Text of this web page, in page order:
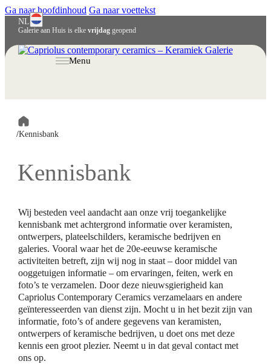
Ga naar hoofdinhoud Ga naar voettekst
Galerie aan Huis is elke vrijdaggeopend
NL
Deutsch
Menu
/Kennisbank
Kennisbank
Wij besteden veel aandacht aan onze vrij toegankelijke
kennisbank met achtergrond informatie over keramisten,
ontwerpers, plateelschilders, keramische bedrijven en
galeries. Vooral waar het de 20e-eeuwse keramische
activiteiten betreft, zijn wij nog in staat – door middel van
ooggetuigen informatie – om ervaringen, feiten, werk en
foto’s te verzamelen. Door deze nieuwsgierigheid kan
Capriolus Contemporary Ceramics verzamelaars en andere
geïnteresseerden van dienst zijn. Mocht u in het bezit zijn van
informatie, foto’s of andere gegevens van keramisten,
ontwerpers of keramische bedrijven, u doet ons met deze
kennis een groot plezier. Neemt u in dat geval contact met
ons op.